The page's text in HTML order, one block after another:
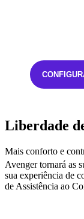
Liberdade
Mais conforto e
Avenger tornará as
sua experiência de
de Assistência ao